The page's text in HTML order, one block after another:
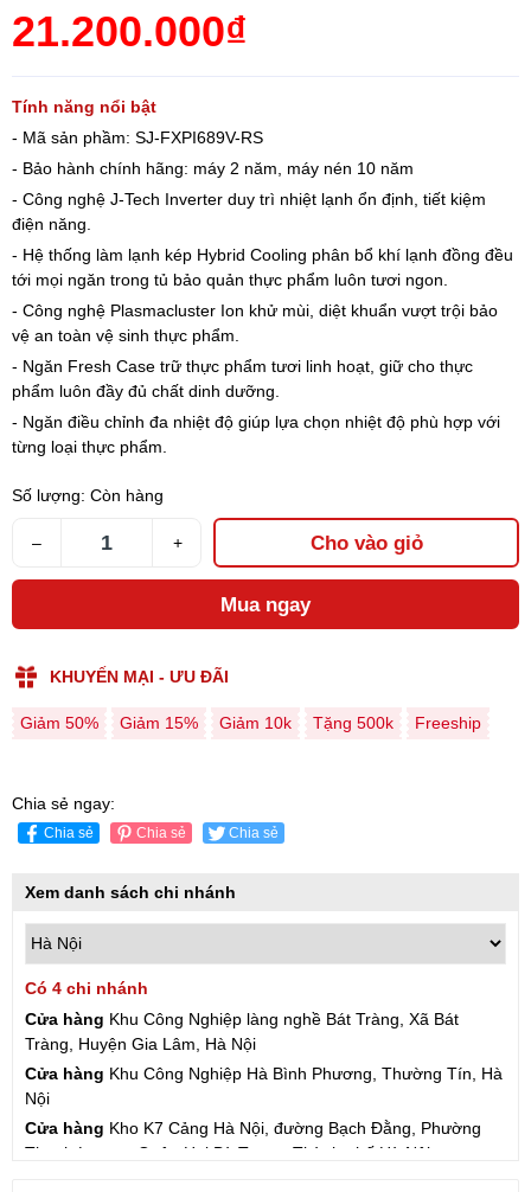
21.200.000₫
Tính năng nổi bật
- Mã sản phầm: SJ-FXPI689V-RS
- Bảo hành chính hãng: máy 2 năm, máy nén 10 năm
- Công nghệ J-Tech Inverter duy trì nhiệt lạnh ổn định, tiết kiệm
điện năng.
- Hệ thống làm lạnh kép Hybrid Cooling phân bổ khí lạnh đồng đều
tới mọi ngăn trong tủ bảo quản thực phẩm luôn tươi ngon.
- Công nghệ Plasmacluster Ion khử mùi, diệt khuẩn vượt trội bảo
vệ an toàn vệ sinh thực phẩm.
- Ngăn Fresh Case trữ thực phẩm tươi linh hoạt, giữ cho thực
phẩm luôn đầy đủ chất dinh dưỡng.
- Ngăn điều chỉnh đa nhiệt độ giúp lựa chọn nhiệt độ phù hợp với
từng loại thực phẩm.
Số lượng: Còn hàng
– + Cho vào giỏ
Mua ngay
KHUYẾN MẠI - ƯU ĐÃI
Giảm 50% Giảm 15% Giảm 10k Tặng 500k Freeship
Chia sẻ ngay:
Chia sẻ Chia sẻ Chia sẻ
Xem danh sách chi nhánh
Có 4 chi nhánh
Cửa hàng Khu Công Nghiệp làng nghề Bát Tràng, Xã Bát
Tràng, Huyện Gia Lâm, Hà Nội
Cửa hàng Khu Công Nghiệp Hà Bình Phương, Thường Tín, Hà
Nội
Cửa hàng Kho K7 Cảng Hà Nội, đường Bạch Đằng, Phường
Thanh Lương, Quận Hai Bà Trưng, Thành phố Hà Nội